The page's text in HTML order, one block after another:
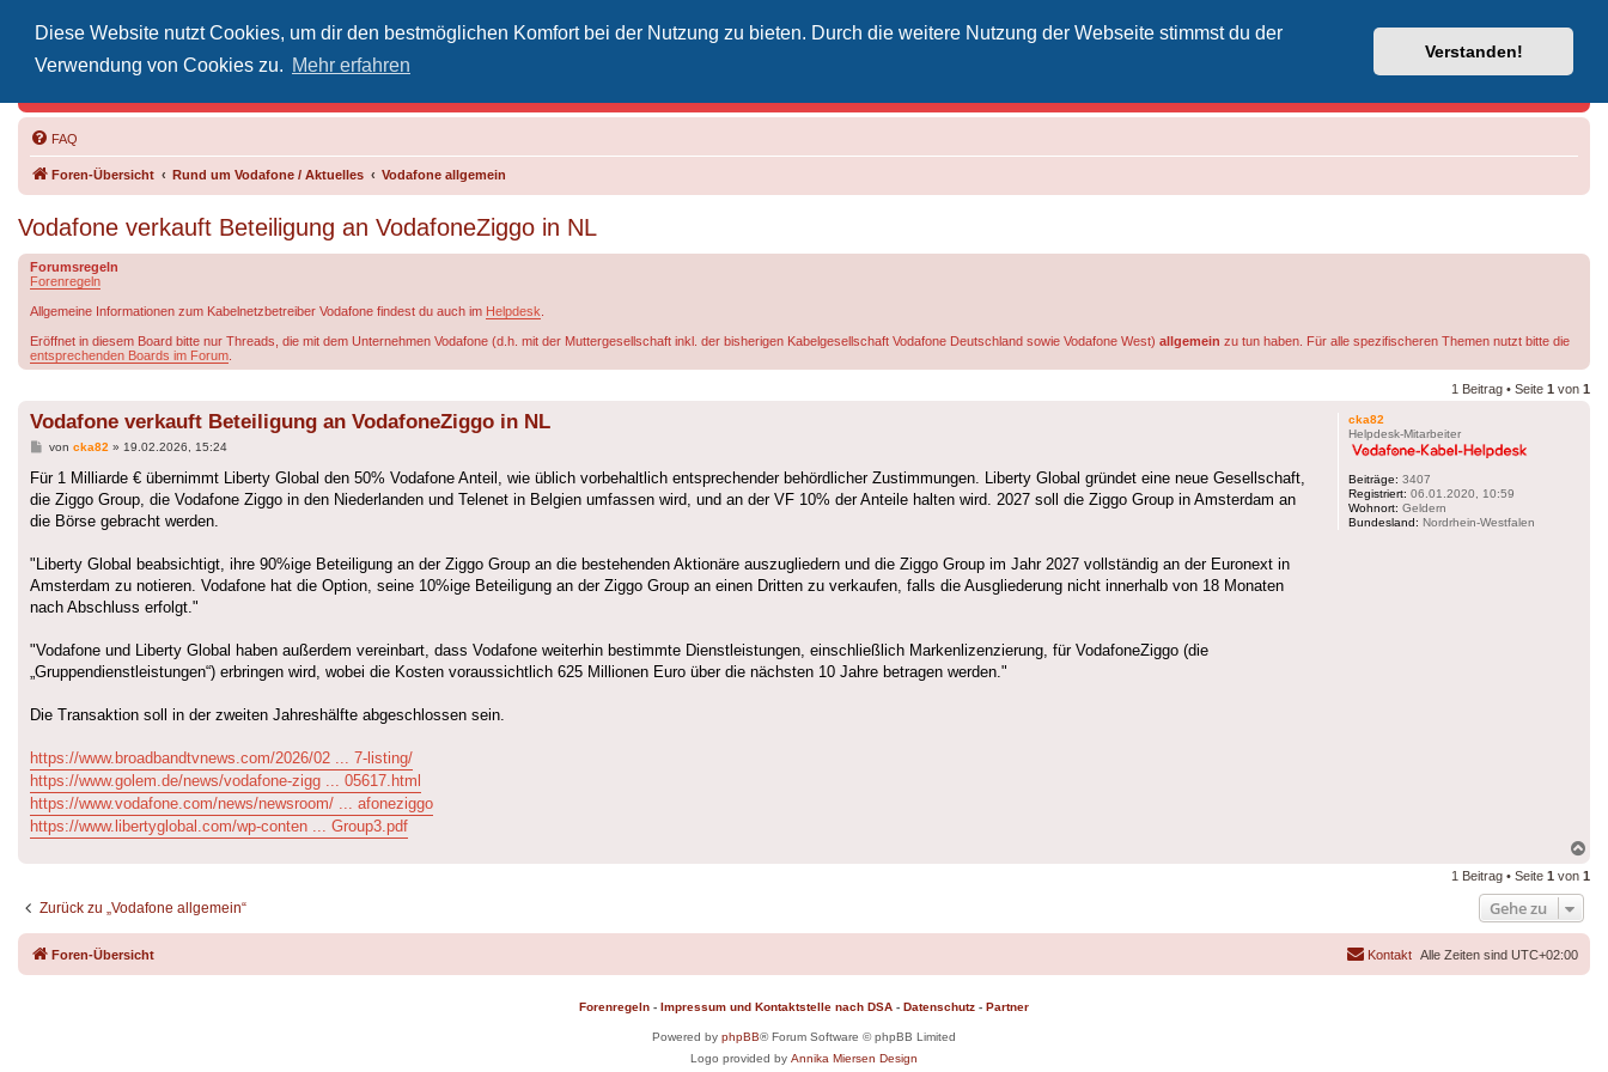
Diese Website nutzt Cookies, um dir den bestmöglichen Komfort bei der Nutzung zu bieten. Durch die weitere Nutzung der Webseite stimmst du der
Verwendung von Cookies zu. Mehr erfahren
Verstanden!
Vodafone-Kabel-Helpdesk
FAQ
Foren-Übersicht Rund um Vodafone / Aktuelles Vodafone allgemein
Vodafone verkauft Beteiligung an VodafoneZiggo in NL
Forumsregeln
Forenregeln
Allgemeine Informationen zum Kabelnetzbetreiber Vodafone findest du auch im Helpdesk
Eröffnet in diesem Board bitte nur Threads, die mit dem Unternehmen Vodafone (d.h. mit der Muttergesellschaft inkl. der bisherigen Kabelgesellschaft Vodafone Deutschland sowie Vodafone West) allgemein zu tun haben. Für alle spezifischeren Themen nutzt bitte die
entsprechenden Boards im Forum
1 Beitrag • Seite 1 von 1
cka82
Helpdesk-Mitarbeiter
Beiträge: 3407
Registriert: 06.01.2020, 10:59
Wohnort: Geldern
Bundesland: Nordrhein-Westfalen
Vodafone verkauft Beteiligung an VodafoneZiggo in NL
Beitrag
von cka82 » 19.02.2026, 15:24
Für 1 Milliarde € übernimmt Liberty Global den 50% Vodafone Anteil, wie üblich vorbehaltlich entsprechender behördlicher Zustimmungen. Liberty Global gründet eine neue Gesellschaft,
die Ziggo Group, die Vodafone Ziggo in den Niederlanden und Telenet in Belgien umfassen wird, und an der VF 10% der Anteile halten wird. 2027 soll die Ziggo Group in Amsterdam an
die Börse gebracht werden.
"Liberty Global beabsichtigt, ihre 90%ige Beteiligung an der Ziggo Group an die bestehenden Aktionäre auszugliedern und die Ziggo Group im Jahr 2027 vollständig an der Euronext in
Amsterdam zu notieren. Vodafone hat die Option, seine 10%ige Beteiligung an der Ziggo Group an einen Dritten zu verkaufen, falls die Ausgliederung nicht innerhalb von 18 Monaten
nach Abschluss erfolgt."
"Vodafone und Liberty Global haben außerdem vereinbart, dass Vodafone weiterhin bestimmte Dienstleistungen, einschließlich Markenlizenzierung, für VodafoneZiggo (die
„Gruppendienstleistungen“) erbringen wird, wobei die Kosten voraussichtlich 625 Millionen Euro über die nächsten 10 Jahre betragen werden."
Die Transaktion soll in der zweiten Jahreshälfte abgeschlossen sein.
https://www.broadbandtvnews.com/2026/02 ... 7-listing/
https://www.golem.de/news/vodafone-zigg ... 05617.html
https://www.vodafone.com/news/newsroom/ ... afoneziggo
https://www.libertyglobal.com/wp-conten ... Group3.pdf
1 Beitrag • Seite 1 von 1
Zurück zu „Vodafone allgemein“ Gehe zu
Foren-Übersicht Alle Zeiten sind UTC+02:00
Kontakt
Forenregeln - Impressum und Kontaktstelle nach DSA - Datenschutz - Partner
Powered by phpBB® Forum Software © phpBB Limited
Logo provided by Annika Miersen Design